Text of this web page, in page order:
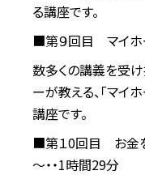
る講座です。
■第９回目 マイホ
数多くの講義を受け
ーが教える、「マイ
講座です。
■第１0回目 お金
～・・1時間29分